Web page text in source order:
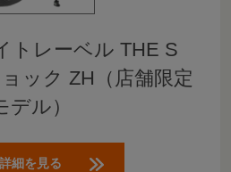
トレーベル THE S
ック ZH（店舗限定
デル）
詳細を見る